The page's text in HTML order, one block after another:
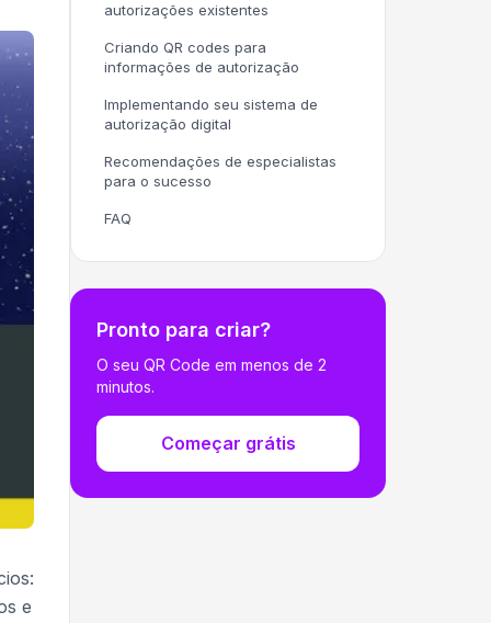
e
autorizações existentes
Criando QR codes para
informações de autorização
Implementando seu sistema de
autorização digital
Recomendações de especialistas
para o sucesso
FAQ
Pronto para criar?
O seu QR Code em menos de 2
minutos.
Começar grátis